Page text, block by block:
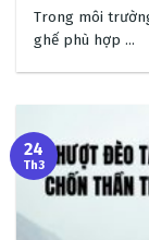
Trong môi
ghế phù hợp ...
24
Th3